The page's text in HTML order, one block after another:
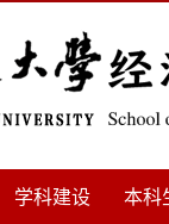
学科建设 本科